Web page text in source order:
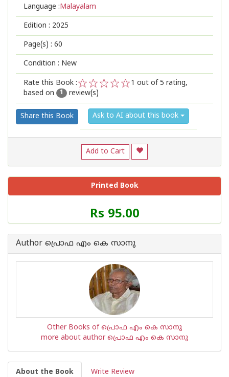
Language :Malayalam
Edition : 2025
Page(s) : 60
Condition : New
Rate this Book :
2
1
1 out of 5 rating,
based on
1 review(s)
Share this Book Ask to AI about this book
Add to Cart
Printed Book
Price
of
Book
Rs 95.00
Author പ്രൊഫ എം കെ സാനു
Other Books of പ്രൊഫ എം കെ സാനു
more about author പ്രൊഫ എം കെ സാനു
About the Book Write Review